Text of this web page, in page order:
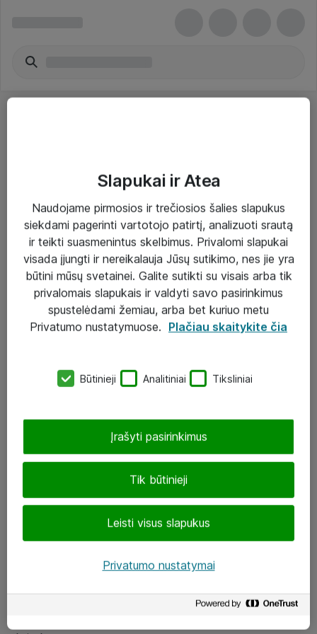
Paslaugos
Sprendimai
Įgyvendinti projektai
Atea ekspertų patarimai verslui
eShop@atea.lt
LinkedIn
Slapukai ir Atea
Naudojame pirmosios ir trečiosios šalies slapukus
siekdami pagerinti vartotojo patirtį, analizuoti srautą
ir teikti suasmenintus skelbimus. Privalomi slapukai
visada įjungti ir nereikalauja Jūsų sutikimo, nes jie yra
būtini mūsų svetainei. Galite sutikti su visais arba tik
privalomais slapukais ir valdyti savo pasirinkimus
spustelėdami žemiau, arba bet kuriuo metu
Privatumo nustatymuose. Plačiau skaitykite čia
Būtinieji Analitiniai Tiksliniai
Tik būtinieji
Leisti visus slapukus
Įrašyti pasirinkimus
Privatumo nustatymai